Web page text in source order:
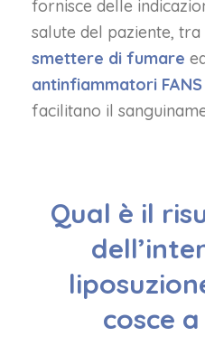
fornisce delle
salute del paziente, tra
smettere di fumare
antinfiammatori FANS
facilitano il
Qual è il
cosce